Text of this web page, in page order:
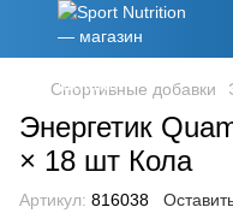
Спортивные добавки
Энергетик
× 18 шт Кола
Артикул: 816038